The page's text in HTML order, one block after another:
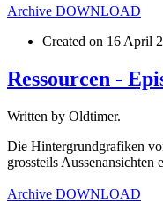
Archive DOWNLOAD
Created on 16 April
Ressourcen -
Written by Oldtimer.
Die Hintergrundgrafiken
grossteils Aussenansichten
Archive DOWNLOAD